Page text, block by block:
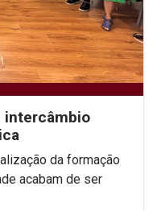
intercâmbio
da formação
acabam de ser